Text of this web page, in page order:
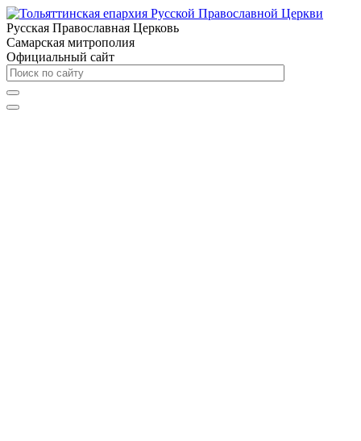
Русская Православная Церковь
Самарская митрополия
Официальный сайт